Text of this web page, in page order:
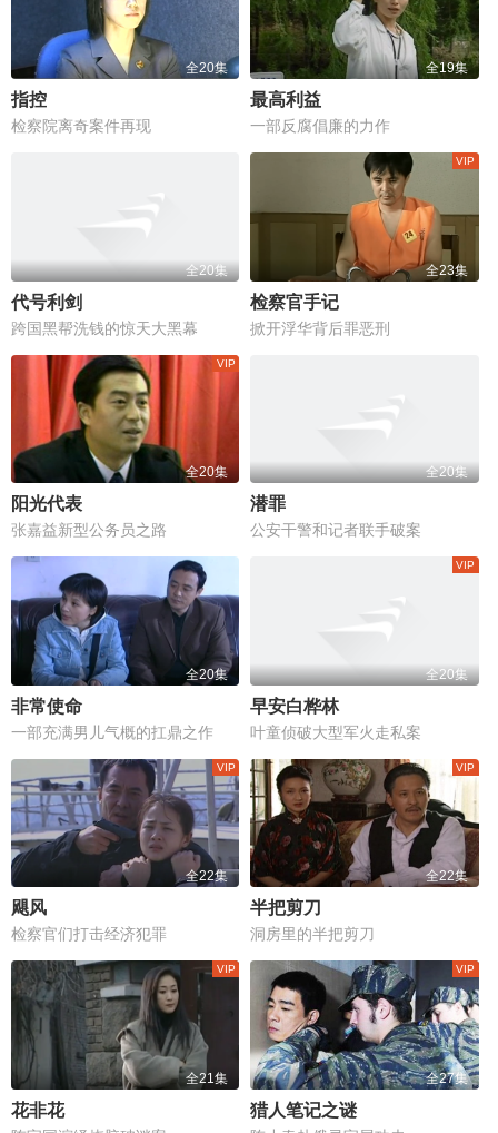
全20集
指控
检察院离奇案件再现
全19集
最高利益
一部反腐倡廉的力作
全20集
代号利剑
跨国黑帮洗钱的惊天大黑幕
全23集
检察官手记
掀开浮华背后罪恶刑
全20集
阳光代表
张嘉益新型公务员之路
全20集
潜罪
公安干警和记者联手破案
全20集
非常使命
一部充满男儿气概的扛鼎之作
全20集
早安白桦林
叶童侦破大型军火走私案
全22集
飓风
检察官们打击经济犯罪
全22集
半把剪刀
洞房里的半把剪刀
全21集
花非花
全27集
猎人笔记之谜